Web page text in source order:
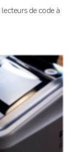
de code à